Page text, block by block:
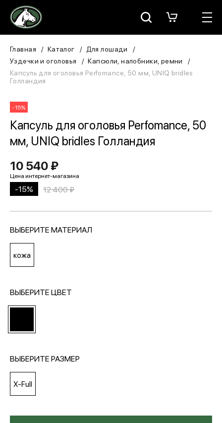
Москва
Для всадника
ЗООТОВАРЫ
Для собаки
Сувениры/Подарки
МЕДИА
+7 (495) 139-66-00
Главная Каталог
Для лошади
Уздечки и оголовья
Капсюли, налобники, ремни
Капсуль для оголовья Perfomance, 50 мм, UNIQ bridles
Голландия
-15%
Капсуль для оголовья Perfomance, 50
мм, UNIQ bridles Голландия
10 540 ₽
-15% 12 400 ₽
ВЫБЕРИТЕ МАТЕРИАЛ
кожа
ВЫБЕРИТЕ ЦВЕТ
ВЫБЕРИТЕ РАЗМЕР
X-Full